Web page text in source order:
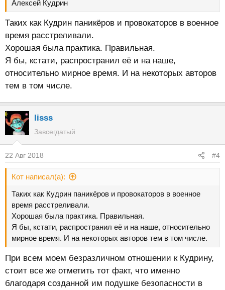
Алексей Кудрин
Таких как Кудрин паникёров и провокаторов в военное
время расстреливали.
Хорошая была практика. Правильная.
Я бы, кстати, распространил её и на наше,
относительно мирное время. И на некоторых авторов
тем в том числе.
lisss
Завсегдатый
22 Авг 2018 #4
Кот написал(а):
Таких как Кудрин паникёров и провокаторов в военное
время расстреливали.
Хорошая была практика. Правильная.
Я бы, кстати, распространил её и на наше, относительно
мирное время. И на некоторых авторов тем в том числе.
При всем моем безразличном отношении к Кудрину,
стоит все же отметить тот факт, что именно
благодаря созданной им подушке безопасности в